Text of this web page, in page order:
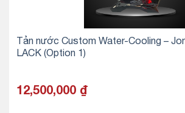
Tản nước Custom Water-Cooling –
LACK (Option 1)
12,500,000 ₫